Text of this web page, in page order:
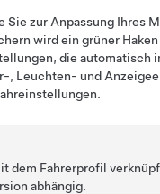
Sie zur Anpassung Ihres
wird ein grüner
die automatisch
, Leuchten- und
dem Fahrerprofil
abhängig.